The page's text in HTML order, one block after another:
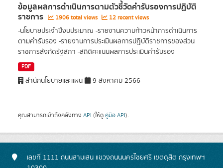
ข้อมูลผลการดำเนินการตามตัวชี้วัดคำรับรองการปฏิบัติ
ราชการ 1906 total views 12 recent views
-นโยบายประจำปีงบประมาณ -รายงานความก้าวหน้าการดำเนินการ
ตามคำรับรอง -รายงานการประเมินผลการปฎิบัติราชการของส่วน
ราชการสังกัดรัฐสภา -สถิติคะแนนผลการประเมินคำรับรอง
PDF
สำนักนโยบายและแผน 9 สิงหาคม 2566
คุณสามารถเข้าถึงคลังทาง API (ให้ดู คู่มือ API).
เลขที่ 1111 ถนนสามเสน แขวงถนนนครไชยศรี เขตดุสิต กรุงเทพฯ